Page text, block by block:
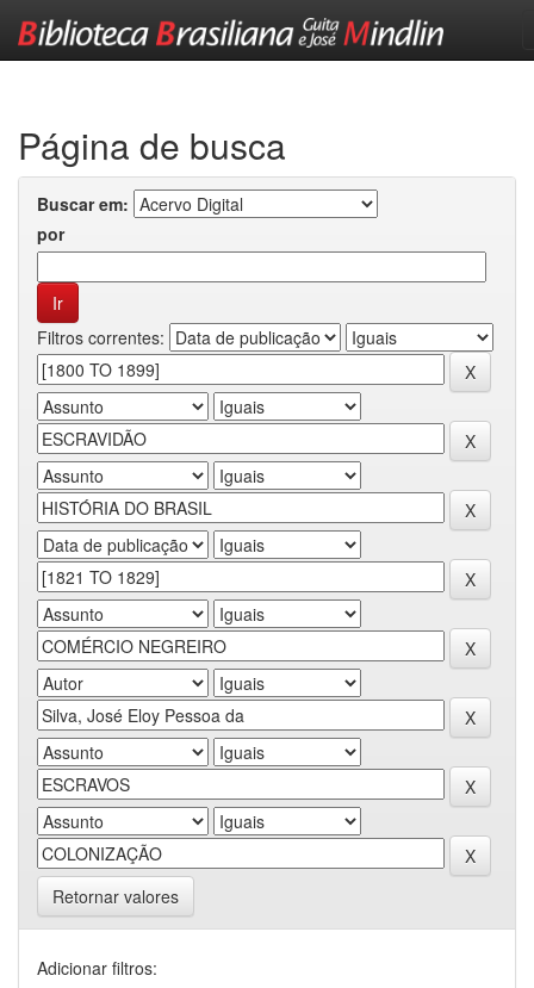
Página de busca
Buscar em:
por
Filtros correntes:
Retornar valores
Adicionar filtros: